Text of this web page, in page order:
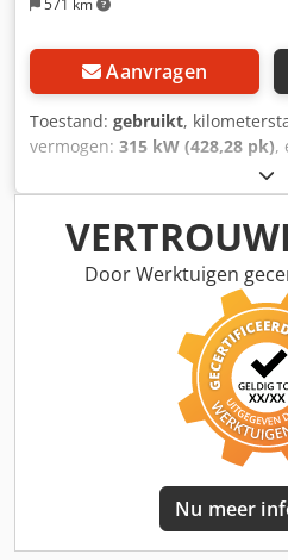
571 km
Aanvragen
Toestand: gebruikt,
vermogen: 315 kW (428,28 pk),
,
asconfiguratie:3 assen,
kleur: geel , soort overbrenging:
emissieklasse:Euro 6,
ABS Crodpfezd Nhcsx Ai Isf *
remsysteem *
*
Luchthoorns * Bergoprijhulp *
* Elektrisch verstelbare
Centrale vergrendeling *
Ergonomische
Differentieelvergrendeling
assen * Aandachtsassistent *
versnellingen * Ophanging:
Laadvermogen: 13290 *
Engine Brake ----Speciale
Door Werktuigen
Nu meer